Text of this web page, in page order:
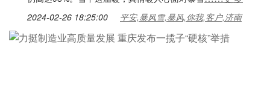
2024-02-26 18:25:00 平安,暴风雪,暴风,你我,客户,济南